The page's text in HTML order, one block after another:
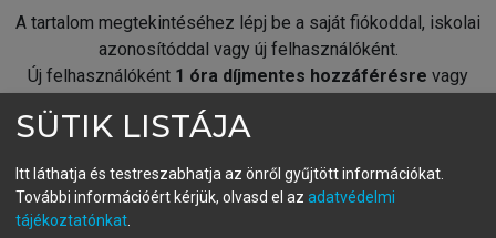
A tartalom megtekintéséhez lépj be a saját fiókoddal, iskolai
azonosítóddal vagy új felhasználóként.
Új felhasználóként 1 óra díjmentes hozzáférésre vagy
fiókoddal,vagy hozz létre új fiókot.
A regisztráció után apróbaidőszakautomatikusan
SÜTIK LISTÁJA
Itt láthatja és testreszabhatja az önről gyűjtött információkat.
További információért kérjük, olvasd el az adatvédelmi
tájékoztatónkat